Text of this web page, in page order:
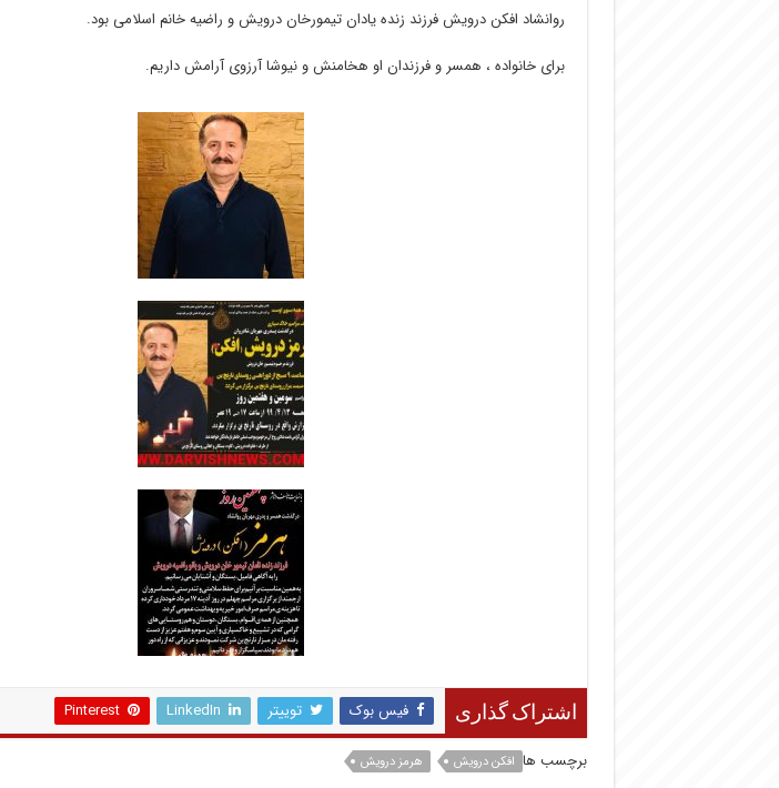
روانشاد افکن درویش فرزند زنده یادان تیمورخان درویش و راضیه خانم اسلامی بود.
برای خانواده ، همسر و فرزندان او هخامنش و نیوشا آرزوی آرامش داریم.
اشتراک گذاری فیس بوک توییتر LinkedIn
Pinterest
برچسب ها افکن درویش هرمز درویش